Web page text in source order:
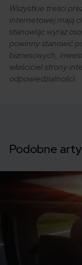
Wszystkie treści
internetowej mają
stanowiąc wyraz
powinny stanowić
biznesowych,
właściciel strony
odpowiedzialności.
Podobne